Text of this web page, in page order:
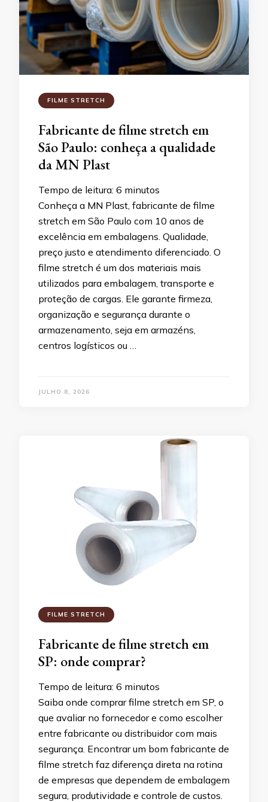
FILME STRETCH
Fabricante de filme stretch em
São Paulo: conheça a qualidade
da MN Plast
Tempo de leitura: 6 minutos
Conheça a MN Plast, fabricante de filme
stretch em São Paulo com 10 anos de
excelência em embalagens. Qualidade,
preço justo e atendimento diferenciado. O
filme stretch é um dos materiais mais
utilizados para embalagem, transporte e
proteção de cargas. Ele garante firmeza,
organização e segurança durante o
armazenamento, seja em armazéns,
centros logísticos ou …
JULHO 8, 2026
FILME STRETCH
Fabricante de filme stretch em
SP: onde comprar?
Tempo de leitura: 6 minutos
Saiba onde comprar filme stretch em SP, o
que avaliar no fornecedor e como escolher
entre fabricante ou distribuidor com mais
segurança. Encontrar um bom fabricante de
filme stretch faz diferença direta na rotina
de empresas que dependem de embalagem
segura, produtividade e controle de custos.